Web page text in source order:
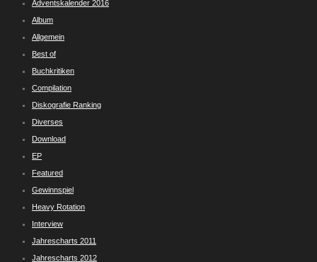
Adventskalender 2016
Album
Allgemein
Best of
Buchkritiken
Compilation
Diskografie Ranking
Diverses
Download
EP
Featured
Gewinnspiel
Heavy Rotation
Interview
Jahrescharts 2011
Jahrescharts 2012